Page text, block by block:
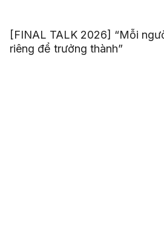
[FINAL TALK 2026] “Mỗi
riêng để trưởng thành”